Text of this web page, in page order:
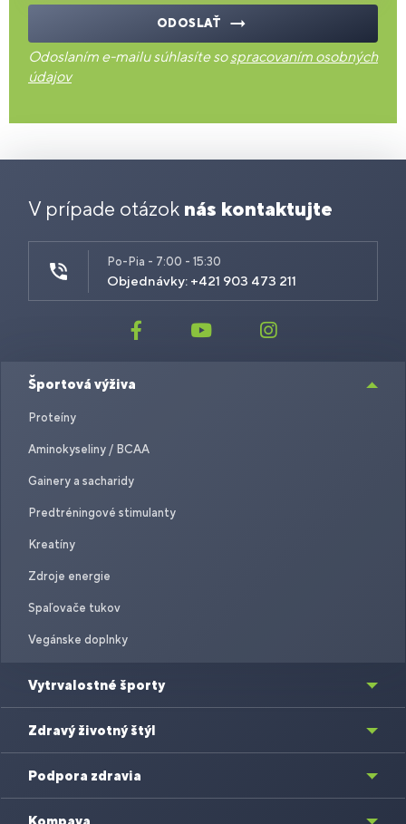
ODOSLAŤ
Odoslaním e-mailu súhlasíte sospracovaním osobných
údajov
V prípade otázok nás kontaktujte
Po-Pia - 7:00 - 15:30
Objednávky: +421 903 473 211
Športová výživa
Proteíny
Aminokyseliny / BCAA
Gainery a sacharidy
Predtréningové stimulanty
Kreatíny
Zdroje energie
Spaľovače tukov
Vegánske doplnky
Vytrvalostné športy
Zdravý životný štýl
Podpora zdravia